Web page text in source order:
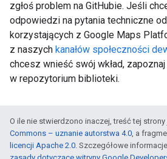
zgłoś problem na GitHubie. Jeśli
odpowiedzi na pytania techniczne
korzystających z Google Maps
z naszych kanałów społeczności
chcesz wnieść swój wkład,
w repozytorium biblioteki.
O ile nie stwierdzono inaczej, treść tej
Commons – uznanie autorstwa 4.0, a
licencji Apache 2.0. Szczegółowe